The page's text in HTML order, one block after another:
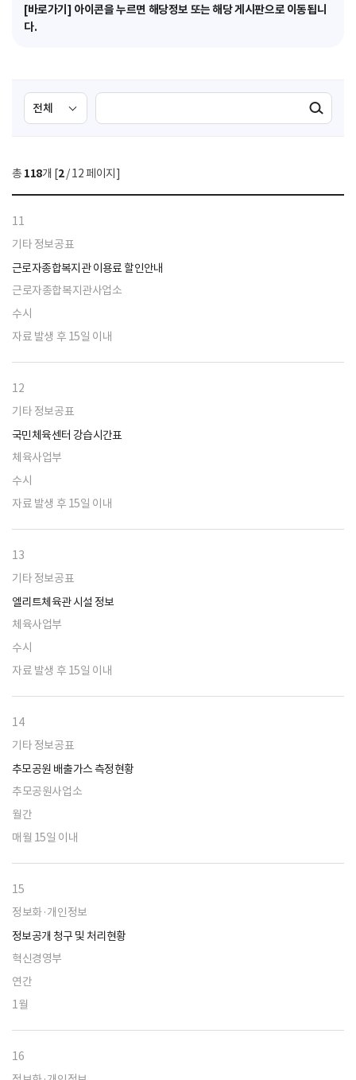
[바로가기] 아이콘을 누르면 해당정보 또는 해당 게시판으로 이동됩니
다.
검
색
선
택
색
검색실행
총 118개 [2/ 12 페이지]
11
기타 정보공표
근로자종합복지관 이용료 할인안내
근로자종합복지관사업소
수시
자료 발생 후 15일 이내
12
기타 정보공표
국민체육센터 강습시간표
체육사업부
수시
자료 발생 후 15일 이내
13
기타 정보공표
엘리트체육관 시설 정보
체육사업부
수시
자료 발생 후 15일 이내
14
기타 정보공표
추모공원 배출가스 측정현황
추모공원사업소
월간
매월 15일 이내
15
정보화·개인정보
정보공개 청구 및 처리현황
혁신경영부
연간
1월
16